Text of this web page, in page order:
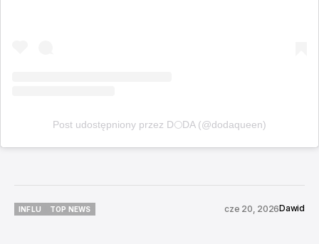
Post udostępniony przez D🌕DA (@dodaqueen)
INFLU
TOP NEWS
cze 20, 2026Dawid